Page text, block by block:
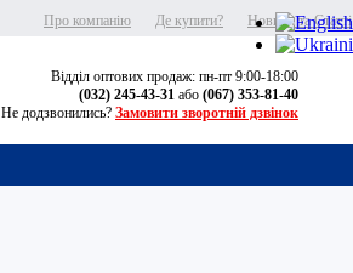
Новини та Статті
Де купити?
Про компанію
Відділ оптових продаж: пн-пт 9:00-18:00
(032) 245-43-31 або (067) 353-81-40
Не додзвонились? Замовити зворотній дзвінок